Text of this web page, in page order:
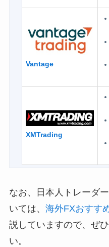
Vantage
XMTrading
なお、日本人トレーダ
いては、 海外FXおすす
説していますので、ぜ
い。